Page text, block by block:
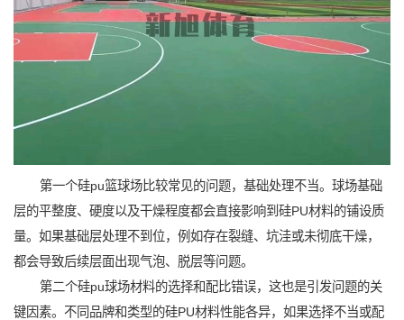
第一个硅pu篮球场比较常见的问题，基础处理不当。球场基础
层的平整度、硬度以及干燥程度都会直接影响到硅PU材料的铺设质
量。如果基础层处理不到位，例如存在裂缝、坑洼或未彻底干燥，
都会导致后续层面出现气泡、脱层等问题。
第二个硅pu球场材料的选择和配比错误，这也是引发问题的关
键因素。不同品牌和类型的硅PU材料性能各异，如果选择不当或配